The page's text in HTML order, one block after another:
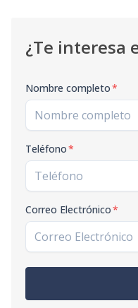
¿Te interesa
Nombre completo*
Teléfono*
Correo Electrónico*